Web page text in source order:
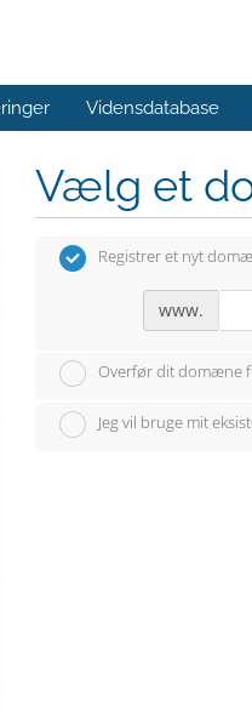
Vidensdatabase
Vælg et
Registrer et nyt
www.
Overfør dit domæne
Jeg vil bruge mit